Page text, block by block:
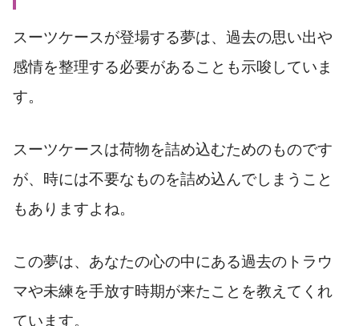
スーツケースが登場する夢は、過去の思い出や
感情を整理する必要があることも示唆していま
す。
スーツケースは荷物を詰め込むためのものです
が、時には不要なものを詰め込んでしまうこと
もありますよね。
この夢は、あなたの心の中にある過去のトラウ
マや未練を手放す時期が来たことを教えてくれ
ています。